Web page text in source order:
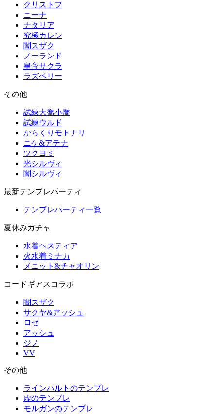
クリストフ
ニーナ
ナタリア
究極カレン
闇スザク
ノーランド
皇帝サクラ
ラズベリー
その他
試練大喬小喬
試練ウルド
からくりモトナリ
ニケ&アテナ
ツクヨミ
光シルヴィ
闇シルヴィ
最新テンプレパーティ
テンプレパーティ一覧
夏休みガチャ
水着ヘスティア
火水着ミナカ
メニット&チャオリン
コードギアスコラボ
闇スザク
サクヤ&アッシュ
ロゼ
アッシュ
ジノ
VV
その他
ラインハルトのテンプレ
虚のテンプレ
モルガンのテンプレ